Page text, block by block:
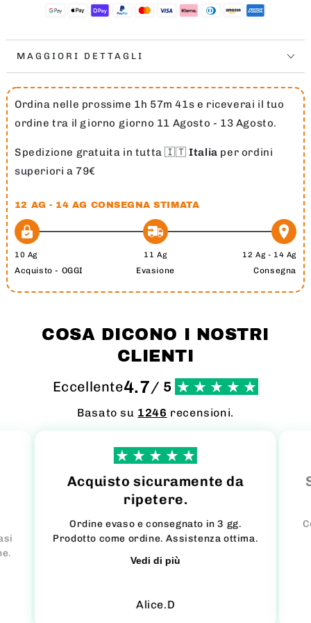
ROAD
ROAD
MAGGIORI DETTAGLI
Ordina nelle prossime 1h 57m 40s e riceverai il tuo
ordine tra il giorno giorno 11 Agosto - 13 Agosto.
Spedizione gratuita in tutta 🇮🇹Italia per ordini
superiori a 79€
12 AG - 14 AG CONSEGNA STIMATA
10 Ag
Acquisto - OGGI
11 Ag
Evasione
12 Ag - 14 Ag
Consegna
COSA DICONO I NOSTRI
CLIENTI
Eccellente4.7 / 5
Basato su 1246 recensioni.
Acquisto sicuramente da
ripetere.
Ordine evaso e consegnato in 3 gg.
Prodotto come ordine. Assistenza ottima.
Vedi di più
Alice.D